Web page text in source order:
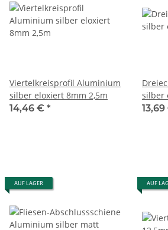
Viertelkreisprofil Aluminium
silber eloxiert 8mm 2,5m
14,46 € *
silber
AUF LAGER AUF